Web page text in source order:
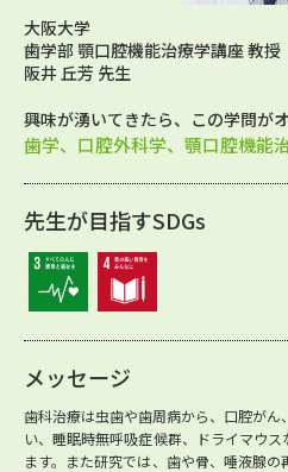
大阪大学
歯学部 顎口腔機能治療学講座 教授
阪井 丘芳 先生
興味が湧いてきたら、この学問が
歯学、口腔外科学、顎口腔機能
先生が目指すSDGs
メッセージ
歯科治療は虫歯や歯周病から、口腔が
い、睡眠時無呼吸症候群、ドライマウ
ます。また研究では、歯や骨、唾液腺